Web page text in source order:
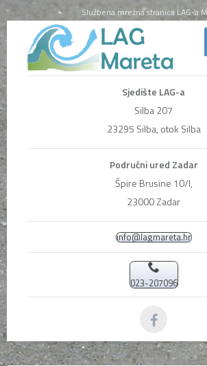
Službena mrežna stranica LAG-a
Sjedište LAG-a
Silba 207
23295 Silba, otok Silba
Područni ured Zadar
Špire Brusine 10/I,
23000 Zadar
info@lagmareta.hr
023-207096